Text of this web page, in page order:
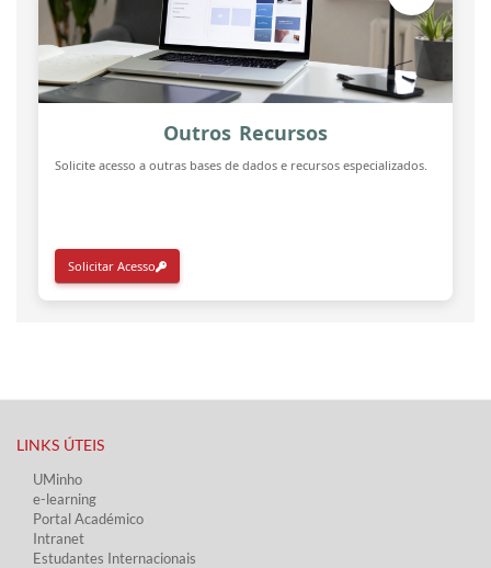
Outros Recursos
Solicite acesso a outras bases de dados e recursos especializados.
Solicitar Acesso
LINKS ÚTEIS​
UMinho
e-learning
Portal Académico
Intranet
Estudantes Inter​​nacionais